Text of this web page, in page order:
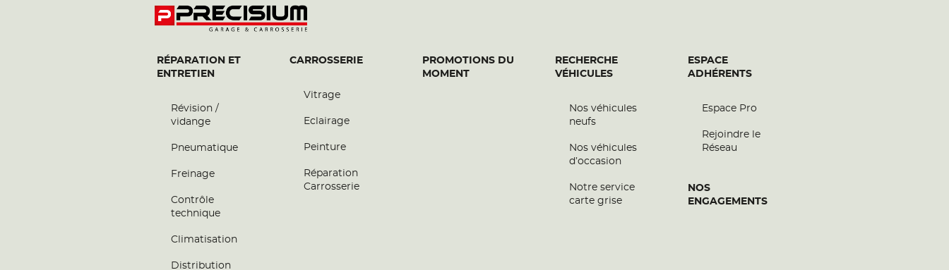
RÉPARATION ET
ENTRETIEN
Révision /
vidange
Pneumatique
Freinage
Contrôle
technique
Climatisation
Distribution
CARROSSERIE
Vitrage
Eclairage
Peinture
Réparation
Carrosserie
PROMOTIONS DU
MOMENT
RECHERCHE
VÉHICULES
Nos véhicules
neufs
Nos véhicules
d’occasion
Notre service
carte grise
ESPACE
ADHÉRENTS
Espace Pro
Rejoindre le
Réseau
NOS
ENGAGEMENTS